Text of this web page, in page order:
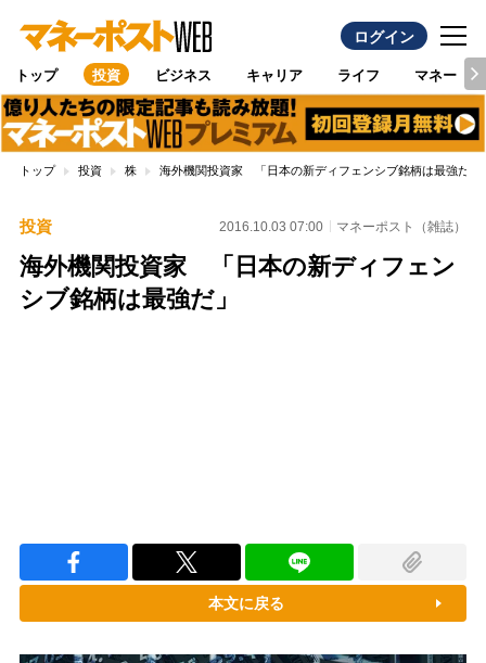
ログイン
トップ 投資 ビジネス キャリア ライフ マネー
トップ 投資 株 海外機関投資家 「日本の新ディフェンシブ銘柄は最強だ」
投資 2016.10.03 07:00 マネーポスト（雑誌）
海外機関投資家 「日本の新ディフェン
シブ銘柄は最強だ」
本文に戻る